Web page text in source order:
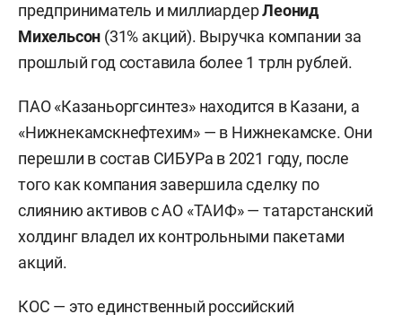
предприниматель и миллиардерЛеонид
Михельсон (31% акций). Выручка компании за
прошлый год составила более 1 трлн рублей.
ПАО «Казаньоргсинтез» находится в Казани, а
«Нижнекамскнефтехим» — в Нижнекамске. Они
перешли в состав СИБУРа в 2021 году, после
того как компания завершила сделку по
слиянию активов с АО «ТАИФ» — татарстанский
холдинг владел их контрольными пакетами
акций.
КОС — это единственный российский